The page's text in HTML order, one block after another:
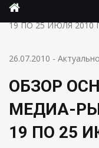
ОБЗОР ОСНОВНЫХ
19 ПО 25 ИЮЛЯ 2010
26.07.2010 - Актуально
ОБЗОР
МЕДИА-
19 ПО 25